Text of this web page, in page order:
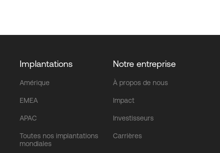
Implantations
Amérique
EMEA
APAC
Toutes nos implantations
mondiales
Notre entreprise
À propos de nous
Impact
Investisseurs
Carrières